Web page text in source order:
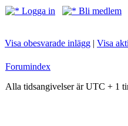
Logga in
Bli medlem
Visa obesvarade inlägg | Visa
Forumindex
Alla tidsangivelser är UTC + 1